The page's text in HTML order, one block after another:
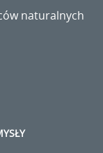
naturalnych